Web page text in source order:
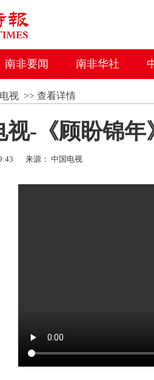
南非要闻 南非华社
视>> 查看详情
视-《顾盼锦年
来源： 中国电视